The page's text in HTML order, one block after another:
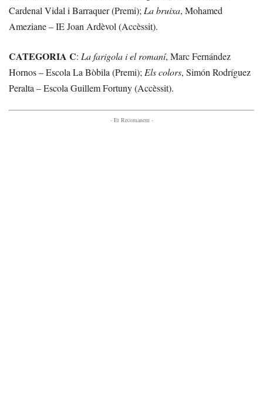
Cardenal Vidal i Barraquer (Premi); La bruixa, Mohamed
Ameziane – IE Joan Ardèvol (Accèssit).
CATEGORIA C: La farigola i el romaní, Marc Fernández
Hornos – Escola La Bòbila (Premi); Els colors, Simón Rodríguez
Peralta – Escola Guillem Fortuny (Accèssit).
- Et Recomanem -